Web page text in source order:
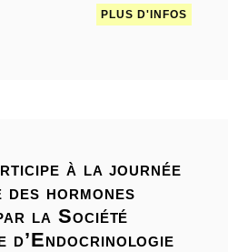
PLUS D'INFOS
à la journée
des hormones
la Société
d’Endocrinologie